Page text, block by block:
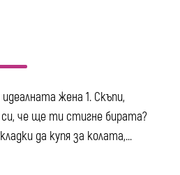
идеалната жена 1. Скъпи,
си, че ще ти стигне бирата?
да купя за колата,...